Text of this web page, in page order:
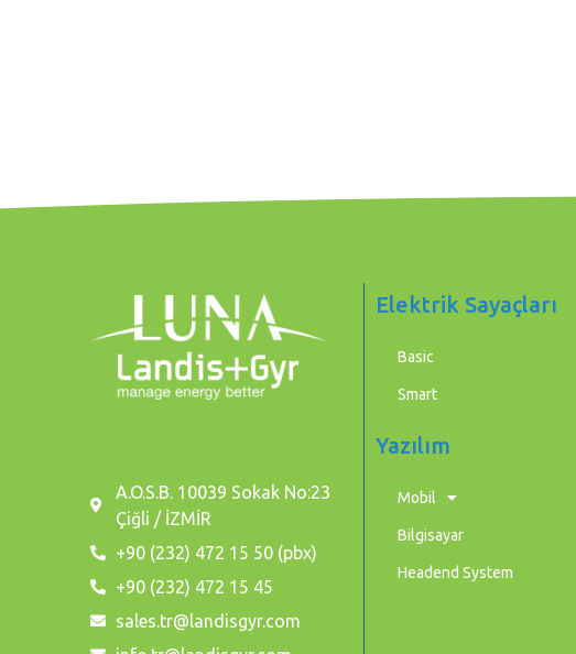
A.O.S.B. 10039 Sokak No:23
Çiğli / İZMİR
+90 (232) 472 15 50 (pbx)
+90 (232) 472 15 45
sales.tr@landisgyr.com
Elektrik Sayaçları
Basic
Smart
Yazılım
Mobil
Bilgisayar
Headend System